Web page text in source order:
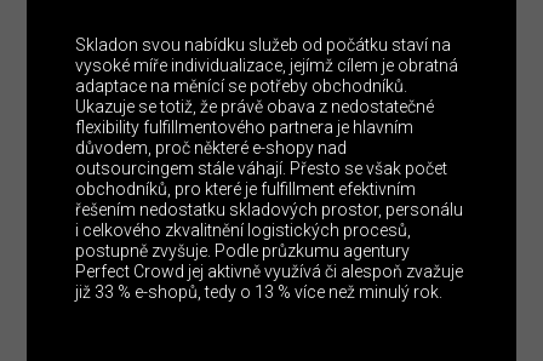
Skladon svou nabídku služeb od počátku staví na
vysoké míře individualizace, jejímž cílem je obratná
adaptace na měnící se potřeby obchodníků.
Ukazuje se totiž, že právě obava z nedostatečné
flexibility fulfillmentového partnera je hlavním
důvodem, proč některé e-shopy nad
outsourcingem stále váhají. Přesto se však počet
obchodníků, pro které je fulfillment efektivním
řešením nedostatku skladových prostor, personálu
i celkového zkvalitnění logistických procesů,
postupně zvyšuje. Podle průzkumu agentury
Perfect Crowd jej aktivně využívá či alespoň zvažuje
již 33 % e-shopů, tedy o 13 % více než minulý rok.